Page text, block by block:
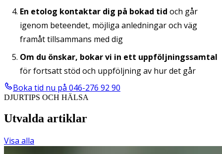
En etolog kontaktar dig på bokad tid och går
igenom beteendet, möjliga anledningar och väg
framåt tillsammans med dig
Om du önskar, bokar vi in ett uppföljningssamtal
för fortsatt stöd och uppföljning av hur det går
Boka tid nu på 046-276 92 90
DJURTIPS OCH HÄLSA
Utvalda artiklar
Visa alla